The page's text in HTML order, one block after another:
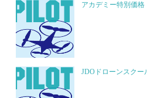
アカデミー特別価格
JDOドローンスク